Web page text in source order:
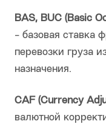
BAS, BUC (Basic
- базовая ставка
перевозки груза
назначения.
CAF (Currency
валютной